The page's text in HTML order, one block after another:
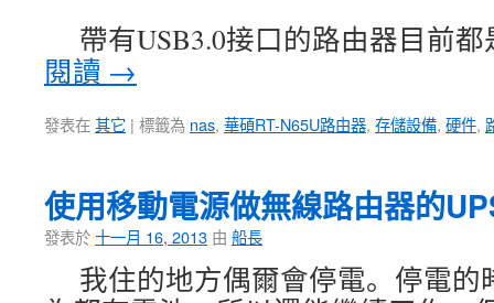
帶有USB3.0接口的路由器目前
閱讀 →
發表在其它 | 標籤為 nas, 華碩RT-N65U路由器, 存儲設備, 硬件,
使用移動電源做無線路由器的
發表於十一月 16, 2013 由 船長
我住的地方偶爾會停電。停電